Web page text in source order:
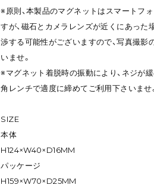
※原則、本製品のマグネットはスマートフ
すが、磁石とカメラレンズが近くにあっ
渉する可能性がございますので、写真撮
いませ。
※マグネット着脱時の振動により、ネジが
角レンチで適度に締めてご利用下さいませ
SIZE
本体
H124×W40×D16MM
パッケージ
H159×W70×D25MM